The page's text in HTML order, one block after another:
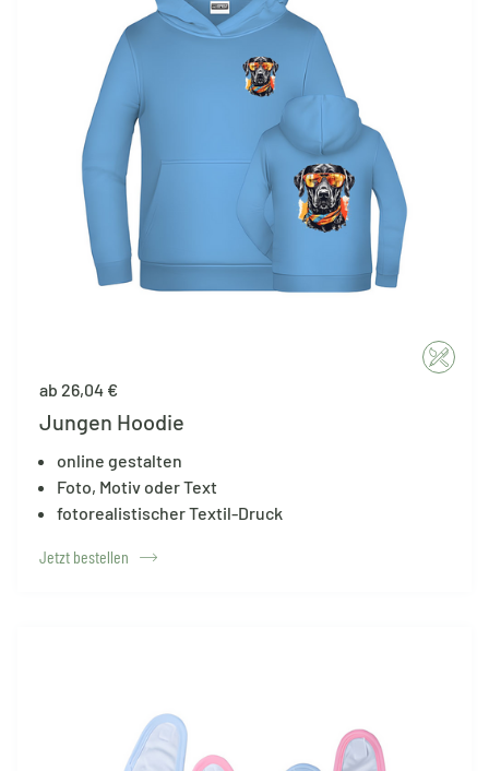
ab 26,04 €
Jungen Hoodie
online gestalten
Foto, Motiv oder Text
fotorealistischer Textil-Druck
Jetzt bestellen